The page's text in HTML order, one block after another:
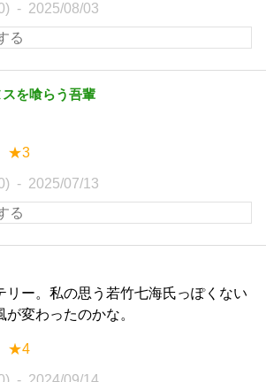
2025/08/03
を喰らう吾輩
★3
2025/07/13
リー。私の思う若竹七海氏っぽくない
が変わったのかな。
★4